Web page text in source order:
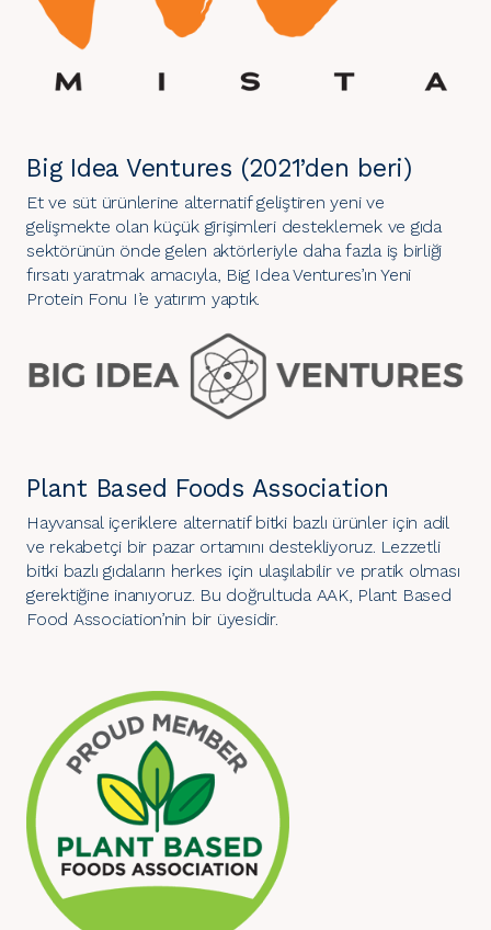
Big Idea Ventures (2021’den beri)
Et ve süt ürünlerine alternatif geliştiren yeni ve
gelişmekte olan küçük girişimleri desteklemek ve gıda
sektörünün önde gelen aktörleriyle daha fazla iş birliği
fırsatı yaratmak amacıyla, Big Idea Ventures’ın Yeni
Protein Fonu I’e yatırım yaptık.
Plant Based Foods Association
Hayvansal içeriklere alternatif bitki bazlı ürünler için adil
ve rekabetçi bir pazar ortamını destekliyoruz. Lezzetli
bitki bazlı gıdaların herkes için ulaşılabilir ve pratik olması
gerektiğine inanıyoruz. Bu doğrultuda AAK, Plant Based
Food Association’nin bir üyesidir.